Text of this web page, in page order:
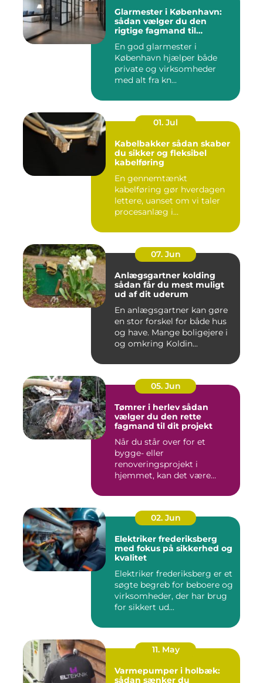
Glarmester i København:
sådan vælger du den
rigtige fagmand til
En god glarmester i
København hjælper både
private og virksomheder
med alt fra kn...
01. Jul
Kabelbakker sådan skaber
du sikker og fleksibel
kabelføring
En gennemtænkt
kabelføring gør hverdagen
lettere, uanset om vi taler
procesanlæg i
07. Jun
Anlægsgartner kolding
sådan får du mest muligt
ud af dit uderum
En anlægsgartner kan gøre
en stor forskel for både hus
og have. Mange boligejere i
og omkring Koldin...
05. Jun
Tømrer i herlev sådan
vælger du den rette
fagmand til dit projekt
Når du står over for et
bygge- eller
renoveringsprojekt i
hjemmet, kan det være
02. Jun
Elektriker frederiksberg
med fokus på sikkerhed og
kvalitet
Elektriker frederiksberg er et
søgte begreb for beboere og
virksomheder, der har brug
for sikkert ud...
11. May
Varmepumper i holbæk:
sådan sænker du